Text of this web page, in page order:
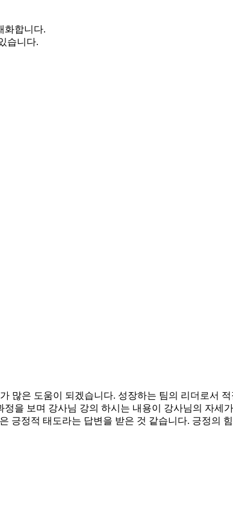
화합니다.
습니다.
많은 도움이 되겠습니다. 성장하는 팀의 리더로서
을 보며 강사님 강의 하시는 내용이 강사님의 자세
긍정적 태도라는 답변을 받은 것 같습니다. 긍정의